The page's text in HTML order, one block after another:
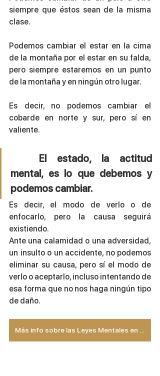
siempre que éstos sean de la misma
clase.
Podemos cambiar el estar en la cima
de la montaña por el estar en su falda,
pero siempre estaremos en un punto
de la montaña y en ningún otro lugar.
Es decir, no podemos cambiar el
cobarde en norte y sur, pero sí en
valiente.
El estado, la actitud
mental, es lo que debemos y
podemos cambiar.
Es decir, el modo de verlo o de
enfocarlo, pero la causa seguirá
existiendo.
Ante una calamidad o una adversidad,
un insulto o un accidente, no podemos
eliminar su causa, pero sí el modo de
verlo o aceptarlo, incluso intentando de
esa forma que no nos haga ningún tipo
de daño.